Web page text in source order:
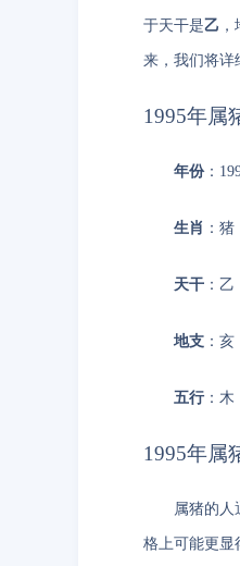
于天干是乙
来，我们将详
1995年属
年份：
生肖 ：猪
天干 ：乙
地支 ：亥
五行：木
1995年属
属猪的
格上可能更显